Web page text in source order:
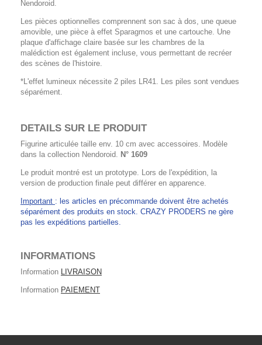
Nendoroid.
Les pièces optionnelles comprennent son sac à dos, une queue
amovible, une pièce à effet Sparagmos et une cartouche. Une
plaque d'affichage claire basée sur les chambres de la
malédiction est également incluse, vous permettant de recréer
des scènes de l'histoire.
*L'effet lumineux nécessite 2 piles LR41. Les piles sont vendues
séparément.
DETAILS SUR LE PRODUIT
Figurine articulée taille env. 10 cm avec accessoires. Modèle
dans la collection Nendoroid.
N° 1609
Le produit montré est un prototype. Lors de l'expédition, la
version de production finale peut différer en apparence.
Important : les articles en précommande doivent être achetés
séparément des produits en stock. CRAZY PRODERS ne gère
pas les expéditions partielles.
INFORMATIONS
Information LIVRAISON
Information PAIEMENT